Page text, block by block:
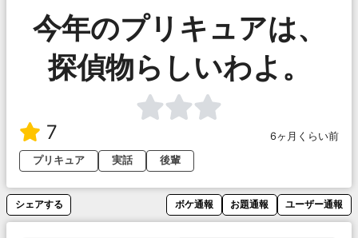
今年のプリキュアは、
探偵物らしいわよ。
7
6ヶ月くらい前
プリキュア
実話 後輩
シェアする ボケ通報 お題通報 ユーザー通報